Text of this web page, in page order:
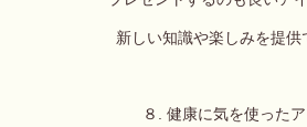
新しい知識や楽しみを提供
８. 健康に気を使った